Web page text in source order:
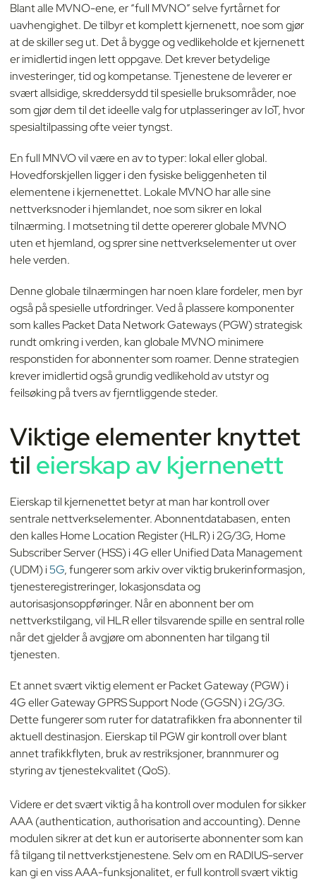
Blant alle MVNO-ene, er “full MVNO” selve fyrtårnet for
uavhengighet. De tilbyr et komplett kjernenett, noe som gjør
at de skiller seg ut. Det å bygge og vedlikeholde et kjernenett
er imidlertid ingen lett oppgave. Det krever betydelige
investeringer, tid og kompetanse. Tjenestene de leverer er
svært allsidige, skreddersydd til spesielle bruksområder, noe
som gjør dem til det ideelle valg for utplasseringer av IoT, hvor
spesialtilpassing ofte veier tyngst.
En full MNVO vil være en av to typer: lokal eller global.
Hovedforskjellen ligger i den fysiske beliggenheten til
elementene i kjernenettet. Lokale MVNO har alle sine
nettverksnoder i hjemlandet, noe som sikrer en lokal
tilnærming. I motsetning til dette opererer globale MVNO
uten et hjemland, og sprer sine nettverkselementer ut over
hele verden.
Denne globale tilnærmingen har noen klare fordeler, men byr
også på spesielle utfordringer. Ved å plassere komponenter
som kalles Packet Data Network Gateways (PGW) strategisk
rundt omkring i verden, kan globale MVNO minimere
responstiden for abonnenter som roamer. Denne strategien
krever imidlertid også grundig vedlikehold av utstyr og
feilsøking på tvers av fjerntliggende steder.
Viktige elementer knyttet
til eierskap av kjernenett
Eierskap til kjernenettet betyr at man har kontroll over
sentrale nettverkselementer. Abonnentdatabasen, enten
den kalles Home Location Register (HLR) i 2G/3G, Home
Subscriber Server (HSS) i 4G eller Unified Data Management
(UDM) i5G, fungerer som arkiv over viktig brukerinformasjon,
tjenesteregistreringer, lokasjonsdata og
autorisasjonsoppføringer. Når en abonnent ber om
nettverkstilgang, vil HLR eller tilsvarende spille en sentral rolle
når det gjelder å avgjøre om abonnenten har tilgang til
tjenesten.
Et annet svært viktig element er Packet Gateway (PGW) i
4G eller Gateway GPRS Support Node (GGSN) i 2G/3G.
Dette fungerer som ruter for datatrafikken fra abonnenter til
aktuell destinasjon. Eierskap til PGW gir kontroll over blant
annet trafikkflyten, bruk av restriksjoner, brannmurer og
styring av tjenestekvalitet (QoS).
Videre er det svært viktig å ha kontroll over modulen for sikker
AAA (authentication, authorisation and accounting). Denne
modulen sikrer at det kun er autoriserte abonnenter som kan
få tilgang til nettverkstjenestene. Selv om en RADIUS-server
kan gi en viss AAA-funksjonalitet, er full kontroll svært viktig